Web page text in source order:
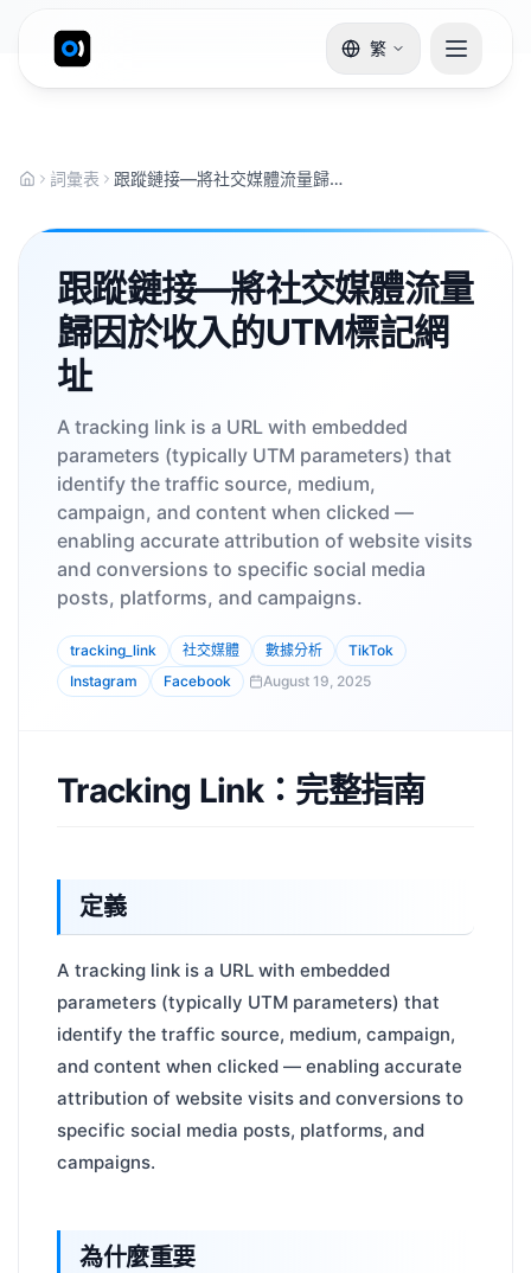
繁
詞彙表 跟蹤鏈接—將社交媒體流量歸因於收入的UTM標記網址
跟蹤鏈接—將社交媒體流量
歸因於收入的UTM標記網
址
A tracking link is a URL with embedded
parameters (typically UTM parameters) that
identify the traffic source, medium,
campaign, and content when clicked —
enabling accurate attribution of website visits
and conversions to specific social media
posts, platforms, and campaigns.
tracking_link 社交媒體 數據分析
TikTok
Instagram
Facebook August 19, 2025
Tracking Link：完整指南
定義
A tracking link is a URL with embedded
parameters (typically UTM parameters) that
identify the traffic source, medium, campaign,
and content when clicked — enabling accurate
attribution of website visits and conversions to
specific social media posts, platforms, and
campaigns.
為什麼重要